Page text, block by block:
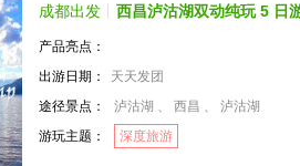
成都出发 西昌泸沽湖双动纯玩 5 日
产品亮点：
出游日期：
天天发团
途径景点：
泸沽湖 、 西昌 、 泸沽湖
游玩主题：
深度旅游